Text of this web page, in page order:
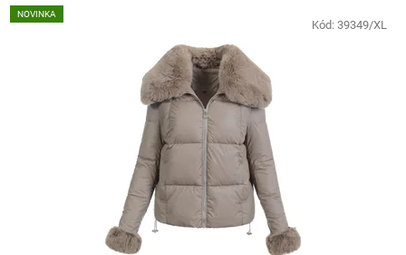
NOVINKA
Kód: 39349/XL